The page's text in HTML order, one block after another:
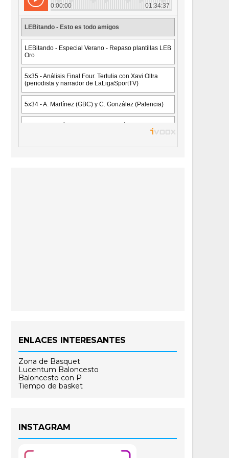
ENLACES INTERESANTES
Zona de Basquet
Lucentum Baloncesto
Baloncesto con P
Tiempo de basket
INSTAGRAM